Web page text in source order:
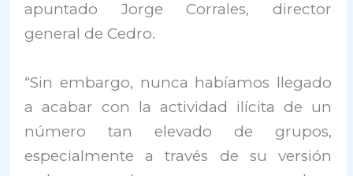
apuntado Jorge Corrales, director
general de Cedro.
“Sin embargo, nunca habíamos llegado
a acabar con la actividad ilícita de un
número tan elevado de grupos,
especialmente a través de su versión